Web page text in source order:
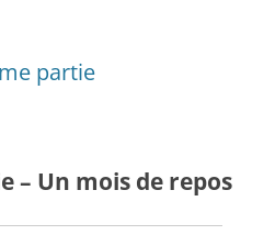
partie
– Un mois de repos